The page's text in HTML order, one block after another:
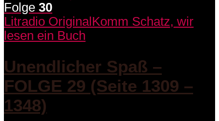
Folge 30
Litradio Original Komm Schatz, wir
lesen ein Buch
Unendlicher Spaß –
FOLGE 29 (Seite 1309 –
1348)